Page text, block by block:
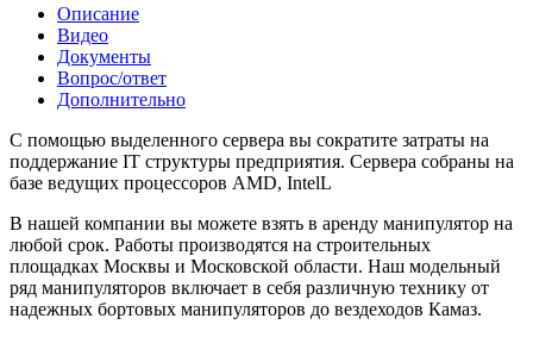
Описание
Видео
Документы
Вопрос/ответ
Дополнительно
С помощью выделенного сервера вы сократите затраты на
поддержание IT структуры предприятия. Сервера собраны на
базе ведущих процессоров AMD, IntelL
В нашей компании вы можете взять в аренду манипулятор на
любой срок. Работы производятся на строительных
площадках Москвы и Московской области. Наш модельный
ряд манипуляторов включает в себя различную технику от
надежных бортовых манипуляторов до вездеходов Камаз.